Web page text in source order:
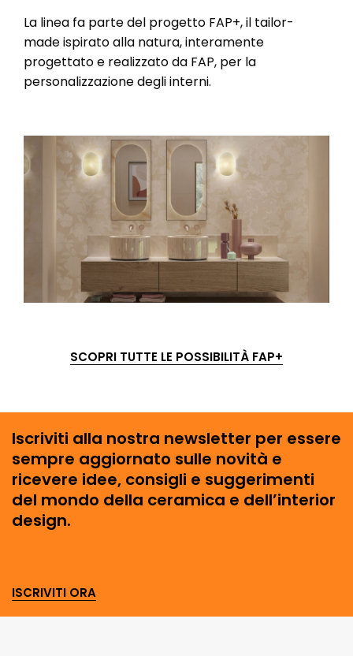
La linea fa parte del progetto FAP+, il tailor-
made ispirato alla natura, interamente
progettato e realizzato da FAP, per la
personalizzazione degli interni.
SCOPRI TUTTE LE POSSIBILITÀ FAP+
Iscriviti alla nostra newsletter per essere
sempre aggiornato sulle novità e
ricevere idee, consigli e suggerimenti
del mondo della ceramica e dell’interior
design.
ISCRIVITI ORA